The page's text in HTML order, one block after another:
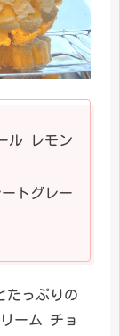
ル レモン
トグレー
たっぷりの
ーム チョ